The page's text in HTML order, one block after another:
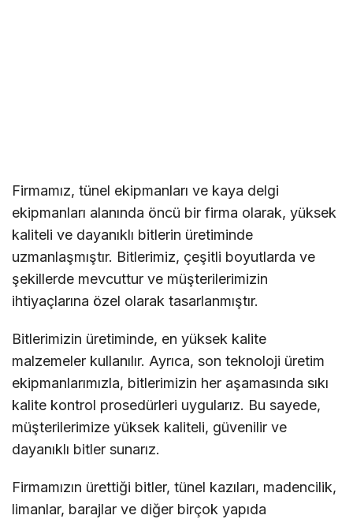
Firmamız, tünel ekipmanları ve kaya delgi
ekipmanları alanında öncü bir firma olarak, yüksek
kaliteli ve dayanıklı bitlerin üretiminde
uzmanlaşmıştır. Bitlerimiz, çeşitli boyutlarda ve
şekillerde mevcuttur ve müşterilerimizin
ihtiyaçlarına özel olarak tasarlanmıştır.
Bitlerimizin üretiminde, en yüksek kalite
malzemeler kullanılır. Ayrıca, son teknoloji üretim
ekipmanlarımızla, bitlerimizin her aşamasında sıkı
kalite kontrol prosedürleri uygularız. Bu sayede,
müşterilerimize yüksek kaliteli, güvenilir ve
dayanıklı bitler sunarız.
Firmamızın ürettiği bitler, tünel kazıları, madencilik,
limanlar, barajlar ve diğer birçok yapıda